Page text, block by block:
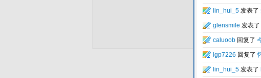
隐身登录: